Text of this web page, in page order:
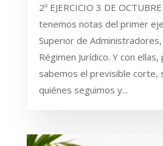
2º EJERCICIO 3 DE
tenemos notas del primer
Superior de
Régimen Jurídico. Y con
sabemos el previsible corte,
quiénes seguimos y...